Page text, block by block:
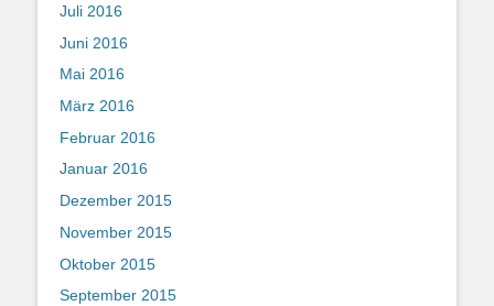
Juli 2016
Juni 2016
Mai 2016
März 2016
Februar 2016
Januar 2016
Dezember 2015
November 2015
Oktober 2015
September 2015